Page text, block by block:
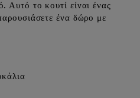
το κουτί είναι ένας
ένα δώρο με